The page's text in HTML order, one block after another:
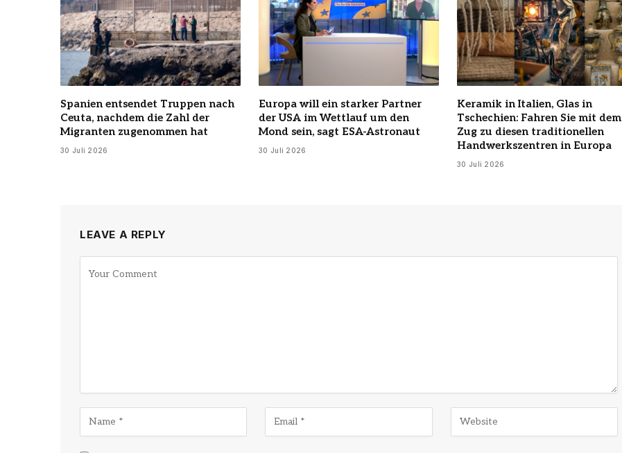
Spanien entsendet Truppen nach
Ceuta, nachdem die Zahl der
Migranten zugenommen hat
30 Juli 2026
Europa will ein starker Partner
der USA im Wettlauf um den
Mond sein, sagt ESA-Astronaut
30 Juli 2026
Keramik in Italien, Glas in
Tschechien: Fahren Sie mit dem
Zug zu diesen traditionellen
Handwerkszentren in Europa
30 Juli 2026
LEAVE A REPLY